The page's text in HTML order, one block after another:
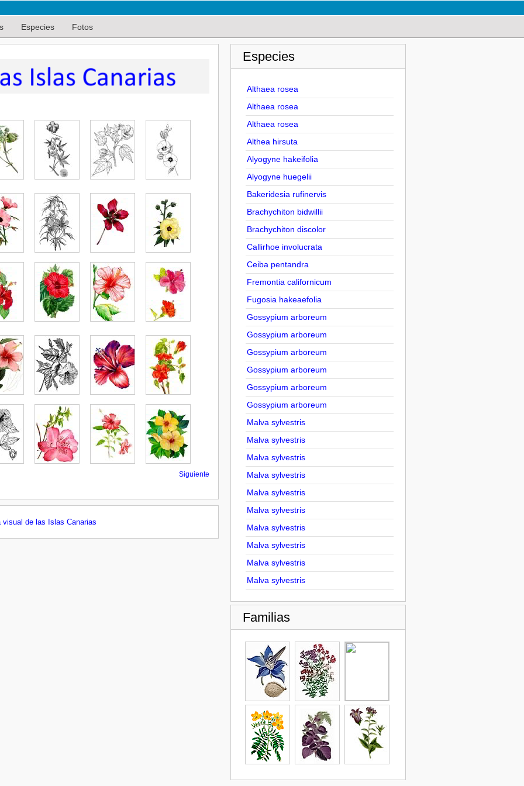
Especies Fotos
Siguiente
visual de las Islas Canarias
Especies
Althaea rosea
Althaea rosea
Althaea rosea
Althea hirsuta
Alyogyne hakeifolia
Alyogyne huegelii
Bakeridesia rufinervis
Brachychiton bidwillii
Brachychiton discolor
Callirhoe involucrata
Ceiba pentandra
Fremontia californicum
Fugosia hakeaefolia
Gossypium arboreum
Gossypium arboreum
Gossypium arboreum
Gossypium arboreum
Gossypium arboreum
Gossypium arboreum
Malva sylvestris
Malva sylvestris
Malva sylvestris
Malva sylvestris
Malva sylvestris
Malva sylvestris
Malva sylvestris
Malva sylvestris
Malva sylvestris
Malva sylvestris
Familias